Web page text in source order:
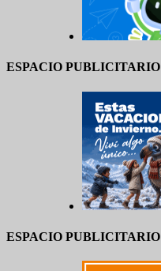
ESPACIO PUBLICITARIO
ESPACIO PUBLICITARIO